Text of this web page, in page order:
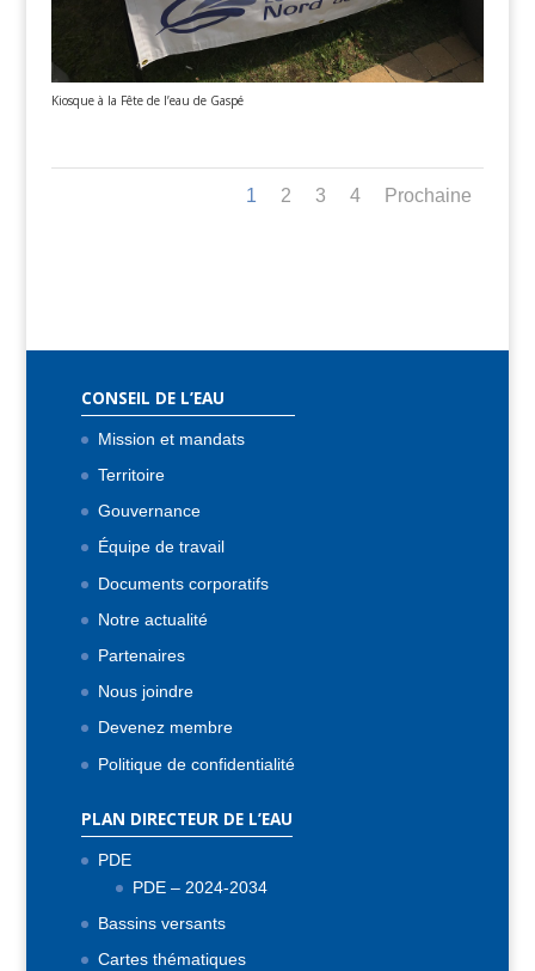
Kiosque à la Fête de l’eau de Gaspé
1 2 3 4 Prochaine
CONSEIL DE L’EAU
Mission et mandats
Territoire
Gouvernance
Équipe de travail
Documents corporatifs
Notre actualité
Partenaires
Nous joindre
Devenez membre
Politique de confidentialité
PLAN DIRECTEUR DE L’EAU
PDE
PDE – 2024-2034
Bassins versants
Cartes thématiques